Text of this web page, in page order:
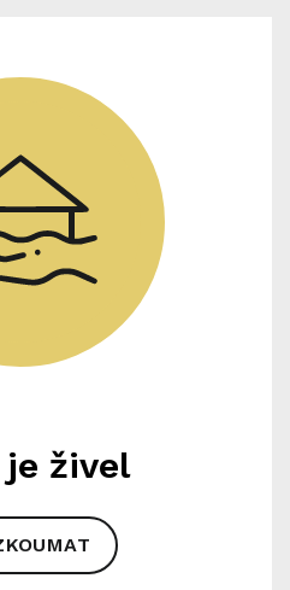
je živel